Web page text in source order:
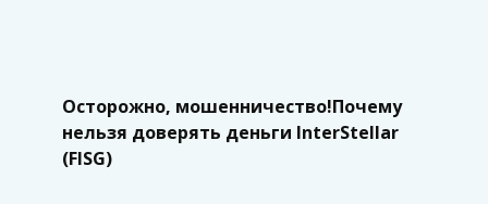
Осторожно, мошенничество!Почему
нельзя доверять деньги InterStellar
(FISG)